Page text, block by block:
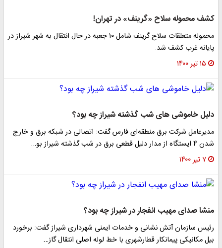
کشف محموله‌ سلاح «گرینف» در تهران!
محموله متعلقات سلاح گرینف شامل ۱۰ جعبه در حال انتقال به شهر شیراز در
پایانه غرب کشف شد.
۱۵ تیر ۱۴۰۰
دلیل خاموشی های شب گذشته شیراز چه بود؟
مدیرعامل شرکت برق منطقه‌ای فارس گفت: اتصالی در شبکه برق و خارج
شدن ۴ ایستگاه از مدار دلیل قطعی برق در شب گذشته شیراز بو…
۷ تیر ۱۴۰۰
منشا صدای مهیب انفجار در شیراز چه بود؟
رئیس سازمان آتش نشانی و خدمات ایمنی شهرداری شیراز گفت: برخورد
بیل مکانیکی پیمانکار قطارشهری با خط لوله اصلی انتقال گاز…